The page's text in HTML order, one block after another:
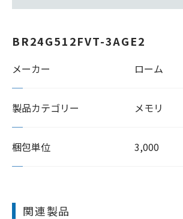
BR24G512FVT-3AGE2
メーカー ローム
製品カテゴリー メモリ
梱包単位 3,000
関連製品